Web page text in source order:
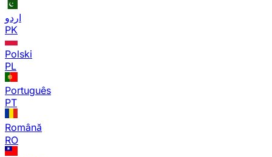
اردو
PK
Polski
PL
Português
PT
Română
RO